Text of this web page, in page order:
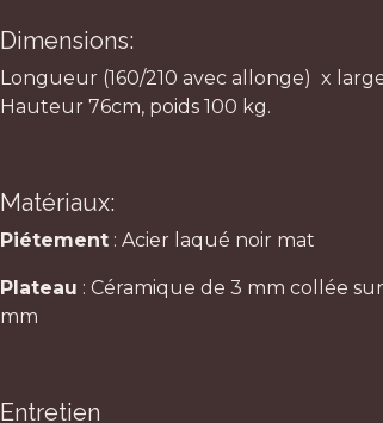
Dimensions:
Longueur (160/210 avec allonge) x
Hauteur 76cm, poids 100 kg.
Matériaux:
Piétement : Acier laqué noir mat
Plateau : Céramique de 3 mm collée
mm
Entretien